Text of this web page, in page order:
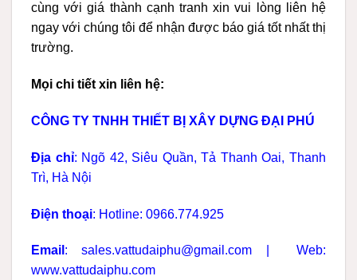
cùng với giá thành cạnh tranh xin vui lòng liên hệ
ngay với chúng tôi để nhận được báo giá tốt nhất thị
trường.
Mọi chi tiết xin liên hệ:
CÔNG TY TNHH THIẾT BỊ XÂY DỰNG ĐẠI PHÚ
Địa chỉ: Ngõ 42, Siêu Quần, Tả Thanh Oai, Thanh
Trì, Hà Nội
Điện thoại: Hotline: 0966.774.925
Email : sales.vattudaiphu@gmail.com |
Web:
www.vattudaiphu.com